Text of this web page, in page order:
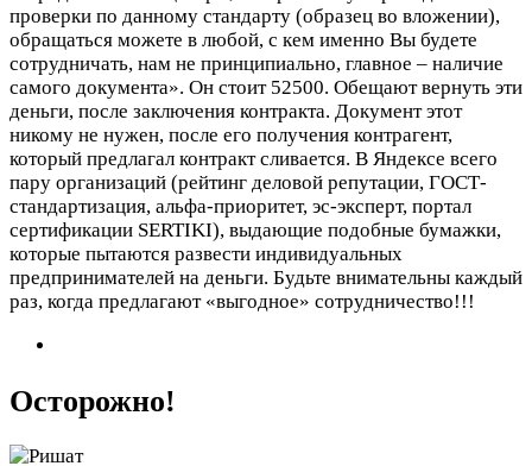
проверки по данному стандарту (образец во вложении),
обращаться можете в любой, с кем именно Вы будете
сотрудничать, нам не принципиально, главное – наличие
самого документа». Он стоит 52500. Обещают вернуть эти
деньги, после заключения контракта. Документ этот
никому не нужен, после его получения контрагент,
который предлагал контракт сливается. В Яндексе всего
пару организаций (рейтинг деловой репутации, ГОСТ-
стандартизация, альфа-приоритет, эс-эксперт, портал
сертификации SERTIKI), выдающие подобные бумажки,
которые пытаются развести индивидуальных
предпринимателей на деньги. Будьте внимательны каждый
раз, когда предлагают «выгодное» сотрудничество!!!
Осторожно!